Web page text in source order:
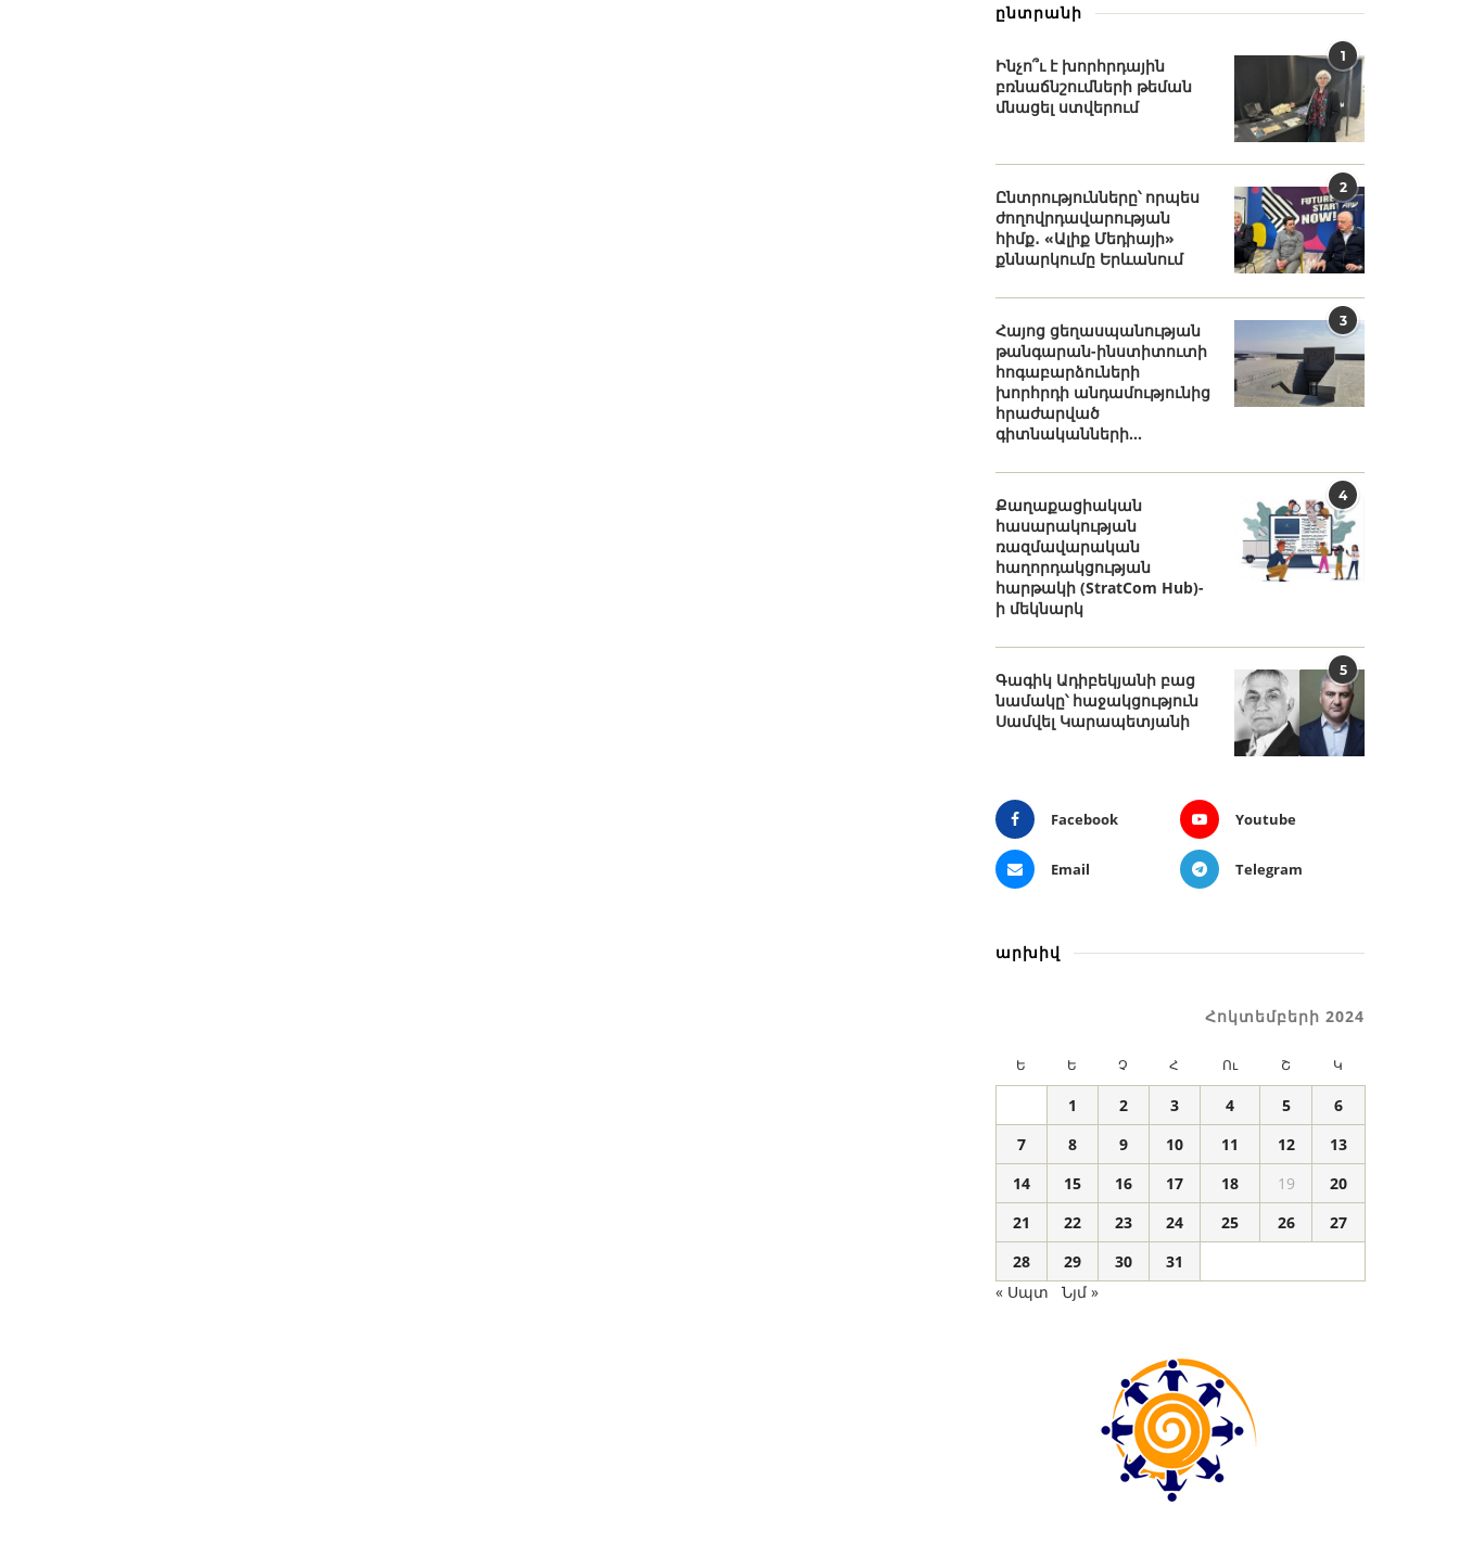
ընտրանի
1
Ինչո՞ւ է խորհրդային
բռնաճնշումների թեման
մնացել ստվերում
2
Ընտրությունները՝ որպես
ժողովրդավարության
հիմք․ «Ալիք Մեդիայի»
քննարկումը Երևանում
3
Հայոց ցեղասպանության
թանգարան-ինստիտուտի
հոգաբարձուների
խորհրդի անդամությունից
հրաժարված
գիտնականների...
4
Քաղաքացիական
հասարակության
ռազմավարական
հաղորդակցության
հարթակի (StratCom Hub)-
ի մեկնարկ
5
Գագիկ Ադիբեկյանի բաց
նամակը՝ հաջակցություն
Սամվել Կարապետյանի
Facebook Youtube
Email Telegram
արխիվ
Հոկտեմբերի 2024
Ե Ե Չ Հ Ու Շ Կ
1 2 3 4 5
6
7
8 9 10 11 12
13
14
15 16 17 18 19
20
21
22 23 24 25 26
27
28
29 30
31
« Սպտ
Նյմ »